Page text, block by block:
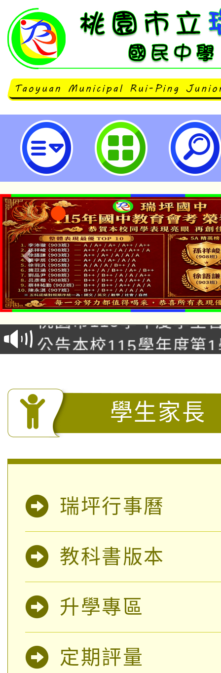
桃園市立瑞坪國民中學
公告本校115學年度第
代理(課)教師甄選結果(
「2026金融保險知識
車」活動
桃園市115學年度學生
生本土語及新住民語歌
公告本校115學年度第
代理(課)教師甄選結果(
轉知中國文化大學推廣
《TA101》溝通分析基
程，歡迎學生輔導中心
心理、諮商輔導、社會
系所師生報名參加。
轉知苗栗縣政府辦理
縣市「校園短影音徵選
門員」簡章及活動海報
踴躍報名參加。
桃園市115學年度學生
要點
「桃園市補助參觀特色
義教育推展貢獻獎」
公告本校115學年度第
代理(課)教師甄選結果(
「2026金融保險知識
車」活動
桃園市115學年度學生
生本土語及新住民語歌
公告本校115學年度第
代理(課)教師甄選結果(
公告本校115學年度第
代理(課)教師甄選結果(
轉知中國文化大學推廣
《TA101》溝通分析基
轉知苗栗縣政府辦理
學生家長
瑞坪行事曆
教科書版本
升學專區
定期評量